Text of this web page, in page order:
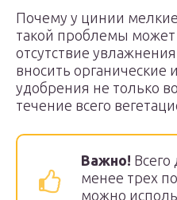
Почему у цинии
такой проблемы может
отсутствие
вносить
удобрения не только
течение всего
Важно!
менее трех
можно